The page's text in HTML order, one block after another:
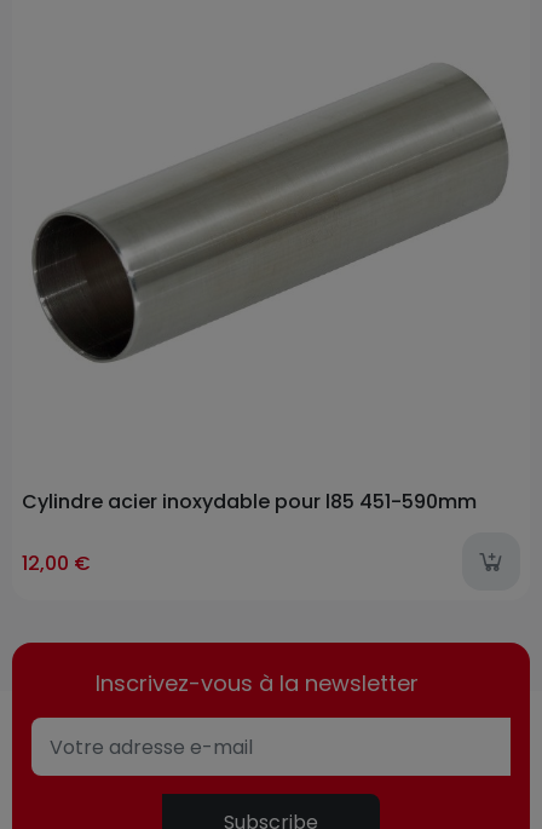
Cylindre acier inoxydable pour l85 451-590mm
12,00 €
Inscrivez-vous à la newsletter
Subscribe